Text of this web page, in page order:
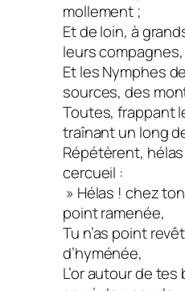
mollement ;
Et de loin, à
leurs compagnes,
Et les Nymphes
sources, des
Toutes, frappant
traînant un long
Répétèrent,
cercueil :
» Hélas ! chez
point ramenée,
Tu n’as point
d’hyménée,
L’or autour de tes